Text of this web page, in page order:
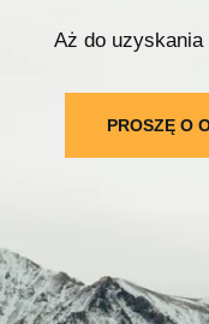
Aż do
PROSZĘ O